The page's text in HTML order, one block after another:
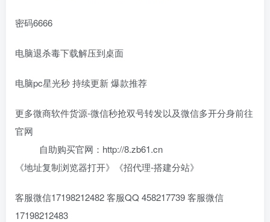
密码6666
电脑退杀毒下载解压到桌面
电脑pc星光秒 持续更新 爆款推荐
更多微商软件货源-微信秒抢双号转发以及微信多开分身前往
官网
自助购买官网：http://8.zb61.cn
《地址复制浏览器打开》《招代理-搭建分站》
客服微信17198212482 客服QQ 458217739 客服微信
17198212483